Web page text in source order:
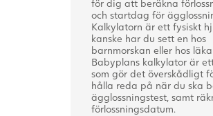
för dig att beräkna
och startdag för
Kalkylatorn är ett fysiskt
kanske har du sett en hos
barnmorskan eller hos
Babyplans kalkylator är
som gör det överskådligt
hålla reda på när du ska
ägglossningstest, samt
förlossningsdatum.